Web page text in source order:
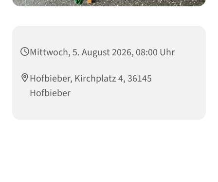
Mittwoch, 5. August 2026, 08:00 Uhr
Hofbieber, Kirchplatz 4, 36145
Hofbieber